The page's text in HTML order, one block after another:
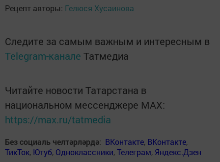
Рецепт авторы: Гелюся Хусаинова
Следите за самым важным и интересным в
Telegram-канале Татмедиа
Читайте новости Татарстана в
национальном мессенджере MАХ:
https://max.ru/tatmedia
Без социаль челтәрләрдә: ВКонтакте, ВКонтакте,
ТикТок, Ютуб, Одноклассники,Телеграм, Яндекс.Дзен